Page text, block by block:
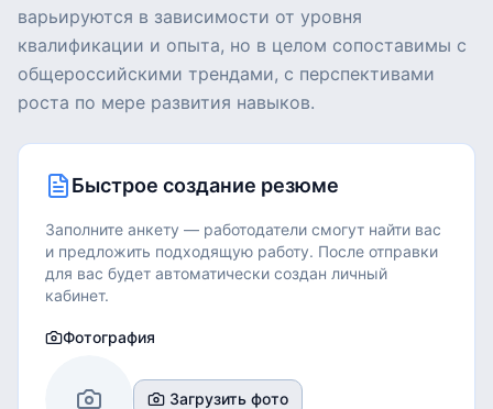
варьируются в зависимости от уровня
квалификации и опыта, но в целом сопоставимы с
общероссийскими трендами, с перспективами
роста по мере развития навыков.
Быстрое создание резюме
Заполните анкету — работодатели смогут найти вас
и предложить подходящую работу. После отправки
для вас будет автоматически создан личный
кабинет.
Фотография
Загрузить фото